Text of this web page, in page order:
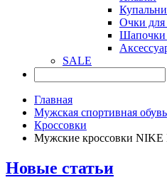
Очки для
Шапочки
SALE
Главная
Мужская спортивная обувь
Кроссовки
Мужские кроссовки
Новые статьи